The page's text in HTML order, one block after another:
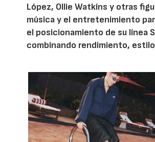
López, Ollie Watkins y otras
música y el entretenimiento
el posicionamiento de su línea
combinando rendimiento,